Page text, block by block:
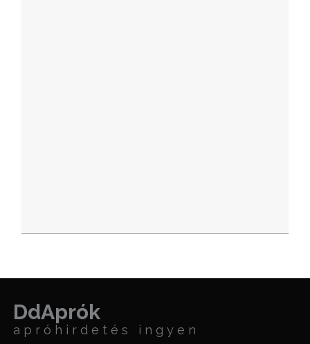
DdAprók
apróhirdetés ingyen